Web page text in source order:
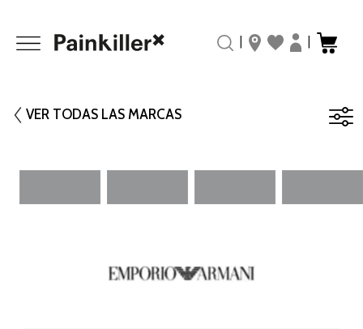
VER TODAS LAS MARCAS